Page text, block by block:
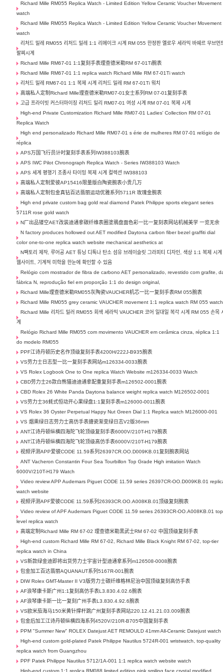
Richard Mille RM055 Replica Watch - Limited Edition Yellow Ceramic Voucher Movement
watch
Richard Mille RM055 Replica Watch - Limited Edition Yellow Ceramic Voucher Movement
watch
리처드 밀레 RM055 리처드 밀레 1:1 리메이크 시계 RM 055 한정판 옐로우 세라믹 바쉐르 무브먼
팔찌시계
Richard Mille RM67-01 1:1复刻手表理查德米勒RM 67-01Ti腕表
Richard Mille RM67-01 1:1 replica watch Richard Mille RM 67-01Ti watch
리처드 밀레 RM67-01 1:1 복제 시계 리처드 밀레 RM 67-01Ti 워치
高端私人定制Richard Mille理查德米勒RM07-01女士系列RM 07-01复刻手表
고급 프라이빗 커스터마이징 리처드 밀리 RM07-01 여성 시계 RM 07-01 복제 시계
High-end Private Customization Richard Mille RM07-01 Ladies' Collection RM 07-01
Replica Watch
High end personalizado Richard Mille RM07-01 s érie de mulheres RM 07-01 relógio de
réplica
APS万国飞行员计时复刻手表系列IW388103腕表
APS IWC Pilot Chronograph Replica Watch - Series IW388103 Watch
APS 세계 평행기 조종사 타이밍 복제 시계 컬렉션 IW388103
高端私人定制爱彼AP15416限量版白陶瓷腕表小贵几万
高端私人定制包金真钻百达翡丽运动优雅系列5711R 玫瑰金腕表
High end private custom bag gold real diamond Patek Philippe sports elegant series
5711R rose gold watch
N厂出品镂空AET改装迪通拿碳纤维表圈塗鴉盘面色彩一比一复刻表网站机械美学 一览无余
N factory produces hollowed out AET modified Daytona carbon fiber bezel graffiti dial
color one-to-one replica watch website mechanical aesthetics at
N팩토리 제작, 루어공 AET 튜닝 디톡나 탄소 섬유 브레이슬릿 그라피티 디자인, 색상 1:1 복제 시계
웹사이트, 기계적 미학을 한눈에 확인할 수 있음
Relógio com mostrador de fibra de carbono AET personalizado, revestido com grafite,
fábrica N, reprodução fiel em proporção 1:1 do design original,
Richard Mille理查德米勒RM055灰陶瓷VAUCHER机芯一比一复刻手表RM 055腕表
Richard Mille RM055 grey ceramic VAUCHER movement 1:1 replica watch RM 055 watch
Richard Mille 리차드 밀러 RM055 회색 세라믹 VAUCHER 코어 일대일 복각 시계 RM 055 손목
계
Relógio Richard Mille RM055 com movimento VAUCHER em cerâmica cinza, réplica 1:1
do modelo RM055
PPF江诗丹顿历史名作顶级复刻手表4200H/222J-B935腕表
VS劳力士日志型一比一复刻手表网站m126334-0033腕表
VS Rolex Logbook One to One replica Watch Website m126334-0033 Watch
CBD劳力士26款白熊猫迪迪通拿配重复刻手表m126502-0001腕表
CBD Rolex 26 White Panda Daytona balance weight replica watch M126502-0001
VS劳力士36蚝式恒动开心果绿盘1:1复刻手表m126000-0011腕表
VS Rolex 36 Oyster Perpetual Happy Nut Green Dial 1:1 Replica watch M126000-001
VS 烟熏绿日志劳力士高仿手表搪瓷渐变绿日志V2版36mm
ANT江诗丹顿纵横四海陀飞轮顶级复刻手表6000V/210T-H179腕表
ANT江诗丹顿纵横四海陀飞轮顶级高仿手表6000V/210T-H179腕表
视频评测APP爱彼CODE 11.59系列26397CR.OO.D009KB.01复刻腕表网站
ANT Vacheron Constantin Four Sea Tourbillon Top Grade High imitation Watch
6000V/210T-H179 Watch
Video review APP Audemars Piguet CODE 11.59 series 26397CR-OO.D009KB.01
watch website
视频评测APF爱彼CODE 11.59系列26393CR.OO.A008KB.01顶级复刻腕表
Video review of APF Audemars Piguet CODE 11.59 series 26393CR-OO.A008KB.01
level replica watch
高端定制Richard Mille RM 67-02 理查德米勒黑武士RM 67-02 中国顶级复刻手表
High-end custom Richard Mille RM 67-02, Richard Mille Black Knight RM 67-02, top-tier
replica watch in China
VS新款绿金迪即将出货劳力士宇宙计型迪通拿系列m126508-0008腕表
包金加工百达翡丽AQUANAUT系列5167R-001腕表
DIW Rolex GMT-Master II V3版劳力士碳纤维格林尼治中国顶级复刻高仿手表
AF浪琴康卡斯广州1:1复刻高仿手表L3.830.4.02.6腕表
AF浪琴康卡斯一比一复刻广州手表L3.830.4.92.6腕表
VS欧米茄海马150米黄针撑杆跳广州复刻手表网站220.12.41.21.03.009腕表
包金后加工江诗丹顿纵横四海系列4520V/210R-B705中国复刻手表
PPM "Summer New" ROLEX Datejust AET REMOULD 41mm All-Ceramic Datejust watch
High-end custom gold-plated Patek Philippe Nautilus 5724R-001 wristwatch, top-quality
replica watch from Guangzhou
PPF Patek Philippe Nautilus 5712/1A-001 1:1 replica watch website watch
High-end custom 1:1 replica RM088 limited edition pink smiling face crystal modified